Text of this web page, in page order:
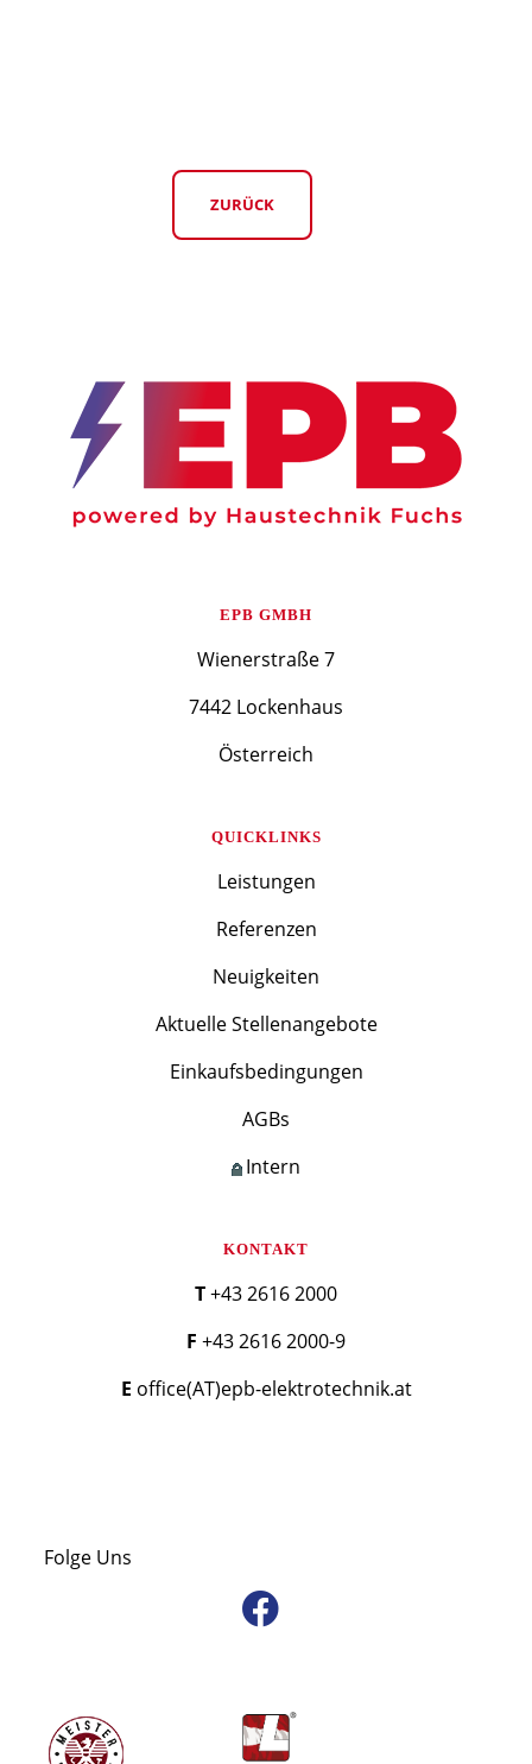
ZURÜCK
EPB GMBH
Wienerstraße 7
7442 Lockenhaus
Österreich
QUICKLINKS
Leistungen
Referenzen
Neuigkeiten
Aktuelle Stellenangebote
Einkaufsbedingungen
AGBs
Intern
KONTAKT
T +43 2616 2000
F +43 2616 2000-9
E office(AT)epb-elektrotechnik.at
Folge Uns